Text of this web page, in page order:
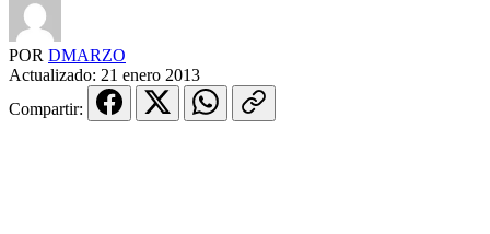
POR DMARZO
Actualizado: 21 enero 2013
Compartir: